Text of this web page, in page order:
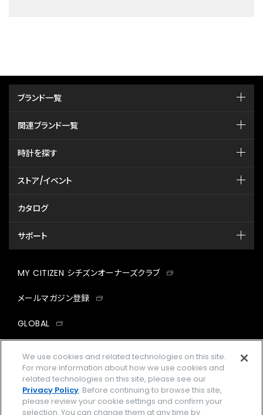
ブランド一覧
関連ブランド一覧
時計を探す
ストア/イベント
カタログ
サポート
MY CITIZEN シチズンオーナーズクラブ
メールマガジン登録
GLOBAL
facebookinstagramtwitter
企業情報 ご利用規約
We use cookies and related technologies on this site.
For more information about how we use cookies and
related technologies on this site, please see our
Privacy Policy. Before continuing to browse this site,
please review your cookie settings and confirm your
selection. You can change them at any time by